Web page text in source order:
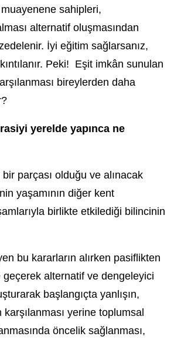
sahipleri,
alternatif oluşmasından
İyi eğitim sağlarsanız,
Peki! Eşit imkân sunulan
bireylerden daha
yerelde yapınca ne
parçası olduğu ve alınacak
yaşamının diğer kent
birlikte etkilediği bilincinin
bu kararların alırken pasiflikten
geçerek alternatif ve dengeleyici
başlangıçta yanlışın,
karşılanması yerine toplumsal
öncelik sağlanması,